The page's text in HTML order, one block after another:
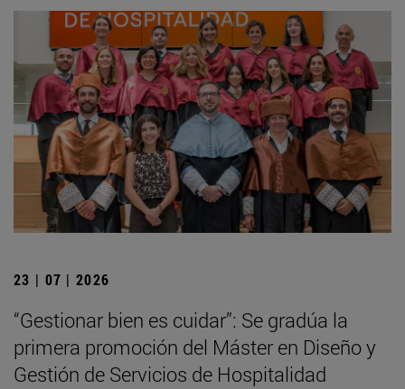
23 | 07 | 2026
“Gestionar bien es cuidar”: Se gradúa la
primera promoción del Máster en Diseño y
Gestión de Servicios de Hospitalidad